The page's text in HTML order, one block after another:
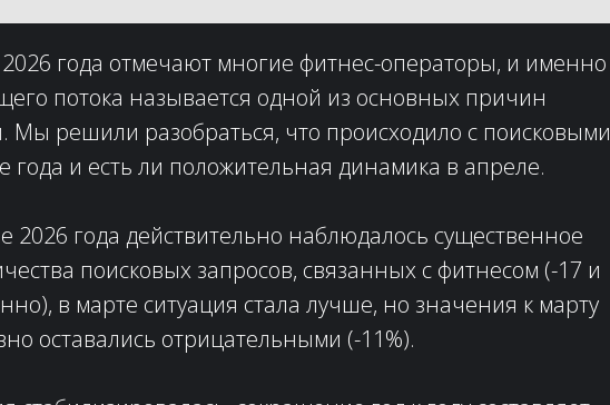
года отмечают многие фитнес-операторы, и именно
потока называется одной из основных причин
Мы решили разобраться, что происходило с поисковыми
года и есть ли положительная динамика в апреле.
2026 года действительно наблюдалось существенное
поисковых запросов, связанных с фитнесом (-17 и
в марте ситуация стала лучше, но значения к марту
оставались отрицательными (-11%).